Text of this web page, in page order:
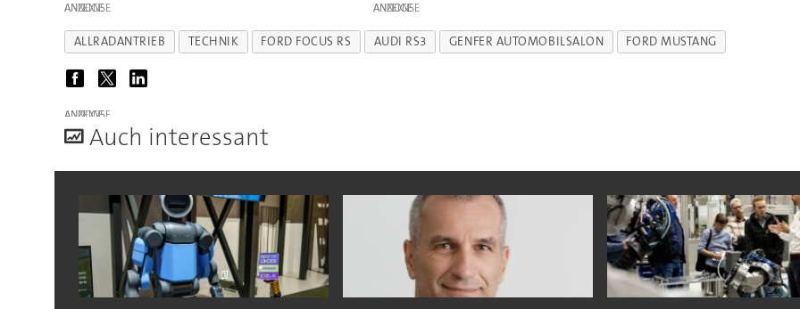
ANZEIGE ANZEIGE
ALLRADANTRIEB TECHNIK FORD FOCUS RS AUDI RS3 GENFER AUTOMOBILSALON FORD MUSTANG
ANZEIGE
Auch interessant